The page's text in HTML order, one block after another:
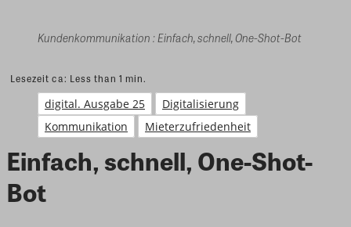
Kundenkommunikation : Einfach, schnell, One-Shot-Bot
Lesezeit ca: Less than 1 min.
digital. Ausgabe 25
Digitalisierung
Kommunikation
Mieterzufriedenheit
Einfach, schnell, One-Shot-
Bot